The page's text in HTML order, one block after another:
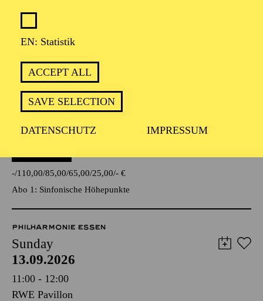
EN: Statistik
ACCEPT ALL
SAVE SELECTION
DATENSCHUTZ IMPRESSUM
GROSSE ORCHESTER · KLAVIER
FESTLICHE
SAISONERÖFFNUNG
PITTSBURGH SYMPHONY
ORCHESTRA
Rachmaninow
- 110,00 85,00 65,00 25,00 - €
Abo 1: Sinfonische Höhepunkte
PHILHARMONIE ESSEN
Sunday
13.09.2026
11:00 - 12:00
RWE Pavillon